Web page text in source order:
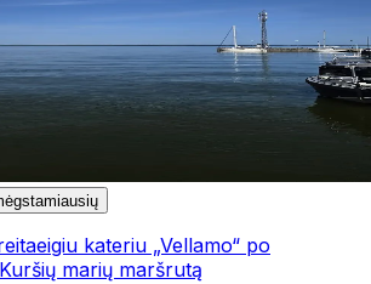
kateriu „Vellamo“ po
marių maršrutą